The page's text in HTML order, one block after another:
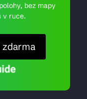
bez mapy
v ruce.